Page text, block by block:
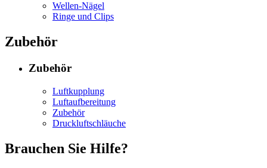
Wellen-Nägel
Ringe und Clips
Zubehör
Zubehör
Luftkupplung
Luftaufbereitung
Zubehör
Druckluftschläuche
Brauchen Sie Hilfe?